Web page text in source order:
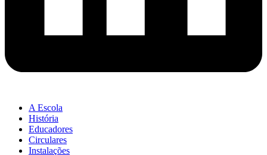
A Escola
História
Educadores
Circulares
Instalações